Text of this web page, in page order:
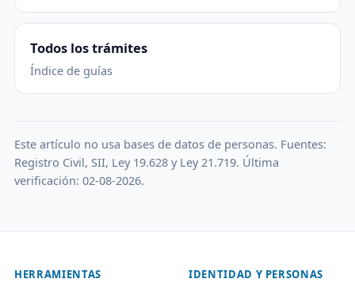
Todos los trámites
Índice de guías
Este artículo no usa bases de datos de personas. Fuentes:
Registro Civil, SII, Ley 19.628 y Ley 21.719. Última
verificación: 02-08-2026.
HERRAMIENTAS IDENTIDAD Y PERSONAS